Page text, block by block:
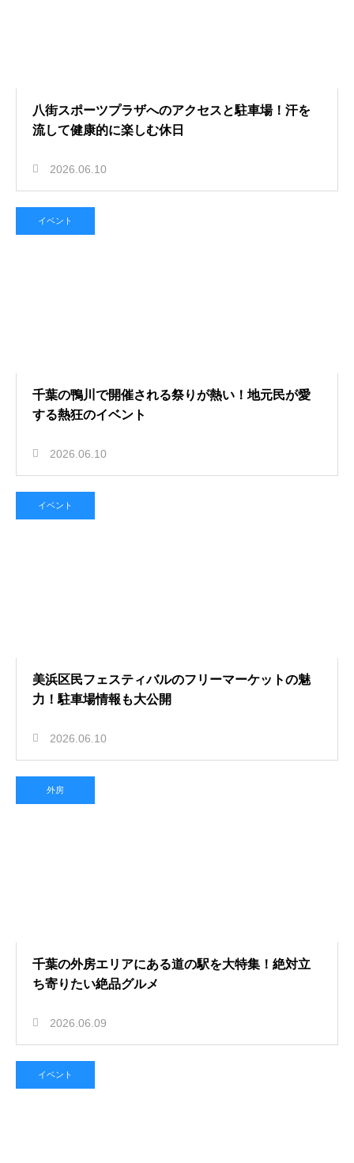
八街スポーツプラザへのアクセスと駐車場！汗を
流して健康的に楽しむ休日
2026.06.10
イベント
千葉の鴨川で開催される祭りが熱い！地元民が愛
する熱狂のイベント
2026.06.10
イベント
美浜区民フェスティバルのフリーマーケットの魅
力！駐車場情報も大公開
2026.06.10
外房
千葉の外房エリアにある道の駅を大特集！絶対立
ち寄りたい絶品グルメ
2026.06.09
イベント